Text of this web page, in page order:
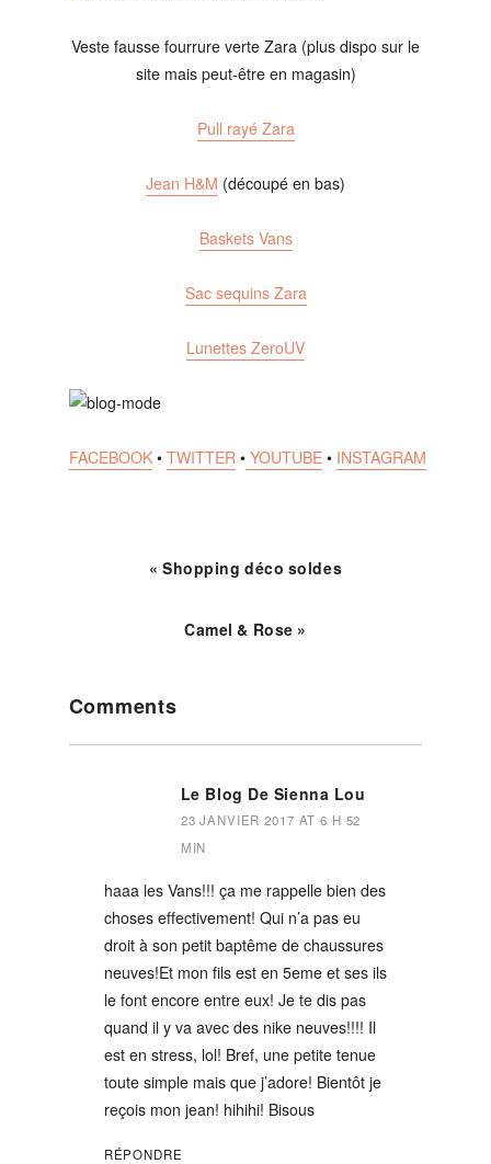
Veste fausse fourrure verte Zara (plus dispo sur le
site mais peut-être en magasin)
Pull rayé Zara
Jean H&M (découpé en bas)
Baskets Vans
Sac sequins Zara
Lunettes ZeroUV
FACEBOOK• TWITTER•YOUTUBE• INSTAGRAM
« Shopping déco soldes
Camel & Rose »
Interactions
Comments
Le Blog De Sienna Lou
23 JANVIER 2017 AT 6 H 52
MIN
haaa les Vans!!! ça me rappelle bien des
choses effectivement! Qui n’a pas eu
droit à son petit baptême de chaussures
neuves!Et mon fils est en 5eme et ses ils
le font encore entre eux! Je te dis pas
quand il y va avec des nike neuves!!!! Il
est en stress, lol! Bref, une petite tenue
toute simple mais que j’adore! Bientôt je
reçois mon jean! hihihi! Bisous
RÉPONDRE